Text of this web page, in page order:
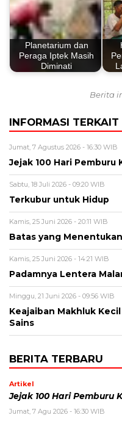
Planetarium dan
Peraga Iptek Masih
Diminati
Berita
INFORMASI TERKAIT
Jumat, 7 Agustus 2026 - 16:30 WIB
Jejak 100 Hari Pemburu
Sabtu, 18 Juli 2026 - 09:20 WIB
Terkubur untuk Hidup
Kamis, 25 Juni 2026 - 20:11 WIB
Batas yang
Kamis, 25 Juni 2026 - 14:21 WIB
Padamnya Lentera
Minggu, 21 Juni 2026 - 09:56 WIB
Keajaiban Makhluk
Sains
BERITA TERBARU
Artikel
Jejak 100 Hari Pemburu
Jumat, 7 Agu 2026 - 16:30 WIB